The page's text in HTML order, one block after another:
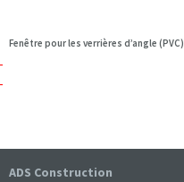
Fenêtre pour les verrières d’angle (PVC)
ADS Construction